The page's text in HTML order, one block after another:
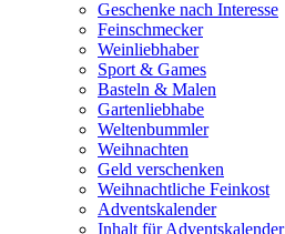
Geschenke nach Interesse
Feinschmecker
Weinliebhaber
Sport & Games
Basteln & Malen
Gartenliebhabe
Weltenbummler
Weihnachten
Geld verschenken
Weihnachtliche Feinkost
Adventskalender
Inhalt für Adventskalender